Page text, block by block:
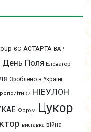
ЄС АСТАРТА ВАР
День Поля Елеватор
Зроблено в Україні
НІБУЛОН
Форум Цукор
виставка війна